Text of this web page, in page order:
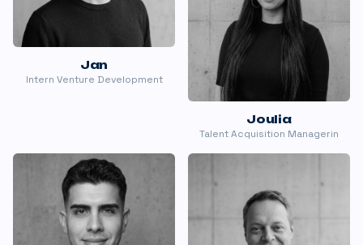
Jan
Intern Venture Development
Joulia
Talent Acquisition Managerin